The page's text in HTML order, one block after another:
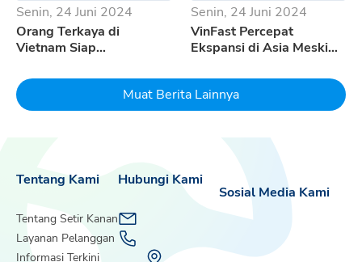
Senin, 24 Juni 2024
Orang Terkaya di
Vietnam Siap
Uangnya Untuk EV
Dream
Senin, 24 Juni 2024
VinFast Percepat
Ekspansi di Asia Meski
Melambat
Muat Berita Lainnya
Tentang Kami
Tentang Setir Kanan
Layanan Pelanggan
Informasi Terkini
Sosial Media Kami
Hubungi Kami